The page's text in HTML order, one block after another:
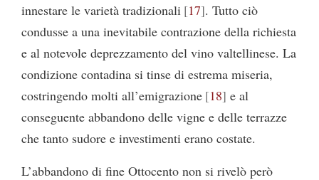
innestare le varietà tradizionali 17 . Tutto ciò
condusse a una inevitabile contrazione della richiesta
e al notevole deprezzamento del vino valtellinese. La
condizione contadina si tinse di estrema miseria,
costringendo molti all’emigrazione 18 e al
conseguente abbandono delle vigne e delle terrazze
che tanto sudore e investimenti erano costate.
L’abbandono di fine Ottocento non si rivelò però